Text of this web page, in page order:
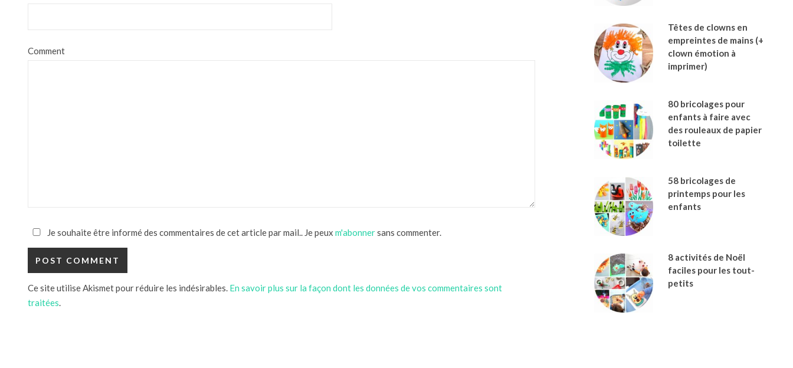
Comment
Je souhaite être informé des commentaires de cet article par mail.. Je peux m'abonnersans commenter.
Ce site utilise Akismet pour réduire les indésirables. En savoir plus sur la façon dont les données de vos commentaires sont
traitées.
Têtes de clowns en
empreintes de mains (+
clown émotion à
imprimer)
80 bricolages pour
enfants à faire avec
des rouleaux de papier
toilette
58 bricolages de
printemps pour les
enfants
8 activités de Noël
faciles pour les tout-
petits